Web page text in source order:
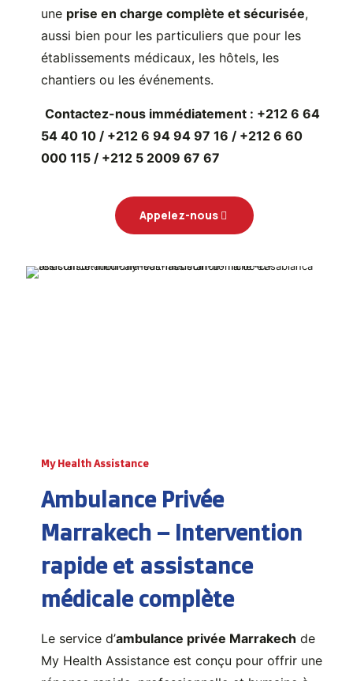
une prise en charge complète et sécurisée,
aussi bien pour les particuliers que pour les
établissements médicaux, les hôtels, les
chantiers ou les événements.
Contactez-nous immédiatement : +212 6 64
54 40 10 / +212 6 94 94 97 16 / +212 6 60
000 115 / +212 5 2009 67 67
Appelez-nous
My Health Assistance
Ambulance Privée
Marrakech – Intervention
rapide et assistance
médicale complète
Le service d’ambulance privée Marrakech de
My Health Assistance est conçu pour offrir une